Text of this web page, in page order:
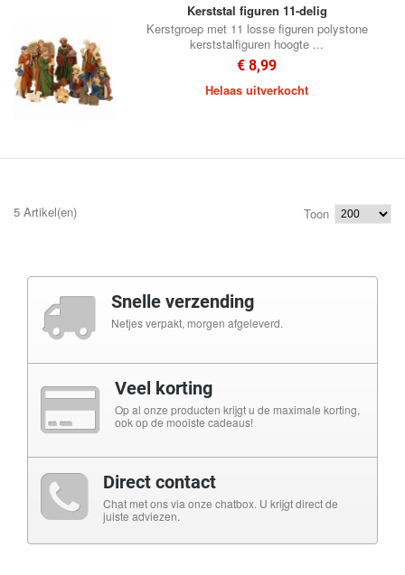
Kerststal figuren 11-delig
Kerstgroep met 11 losse figuren polystone
kerststalfiguren hoogte ...
€ 8,99
Helaas uitverkocht
5 Artikel(en) Toon
Snelle verzending
Netjes verpakt, morgen afgeleverd.
Veel korting
Op al onze producten krijgt u de maximale korting,
ook op de mooiste cadeaus!
Direct contact
Chat met ons via onze chatbox. U krijgt direct de
juiste adviezen.